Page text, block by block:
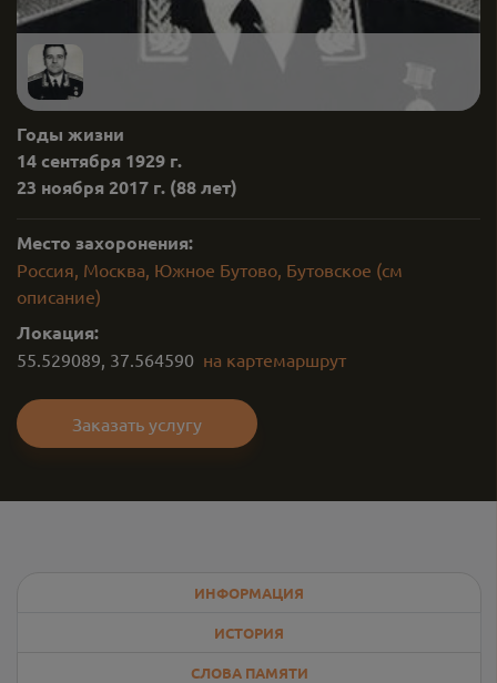
Годы жизни
14 сентября 1929 г.
23 ноября 2017 г. (88 лет)
Место захоронения:
Россия, Москва, Южное Бутово, Бутовское (см
описание)
Локация:
55.529089, 37.564590 на картемаршрут
Заказать услугу
ИНФОРМАЦИЯ
ИСТОРИЯ
СЛОВА ПАМЯТИ